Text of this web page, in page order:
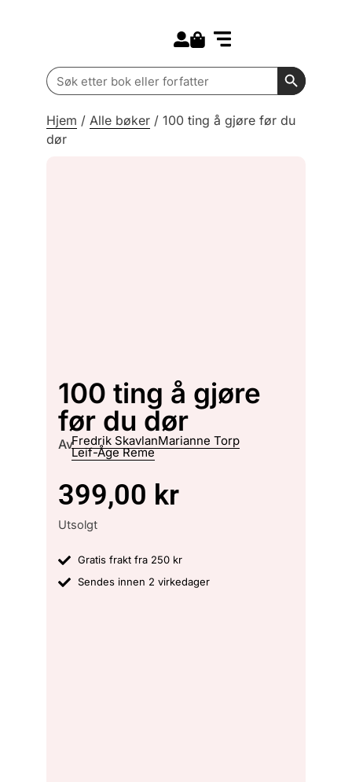
Search
for:
Search
Hjem / Alle bøker / 100 ting å gjøre før du
dør
100 ting å gjøre
før du dør
AvFredrik SkavlanMarianne Torp
Leif-Åge Reme
399,00 kr
Utsolgt
Gratis frakt fra 250 kr
Sendes innen 2 virkedager